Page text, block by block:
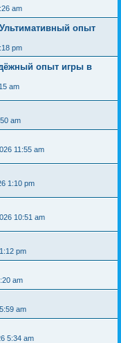
am
опыт
pm
опыт игры в
am
am
11:55 am
1:10 pm
10:51 am
pm
am
am
5:34 am